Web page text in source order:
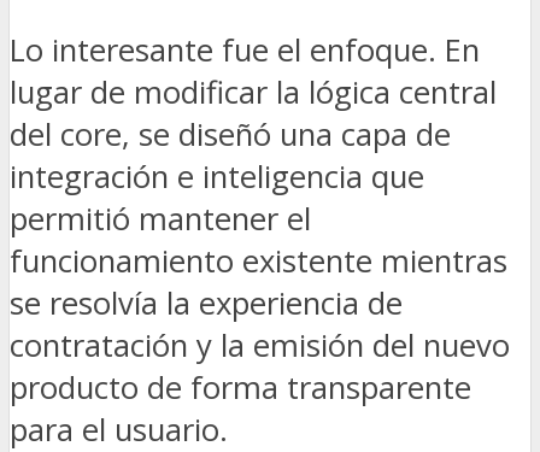
Lo interesante fue el enfoque. En
lugar de modificar la lógica central
del core, se diseñó una capa de
integración e inteligencia que
permitió mantener el
funcionamiento existente mientras
se resolvía la experiencia de
contratación y la emisión del nuevo
producto de forma transparente
para el usuario.